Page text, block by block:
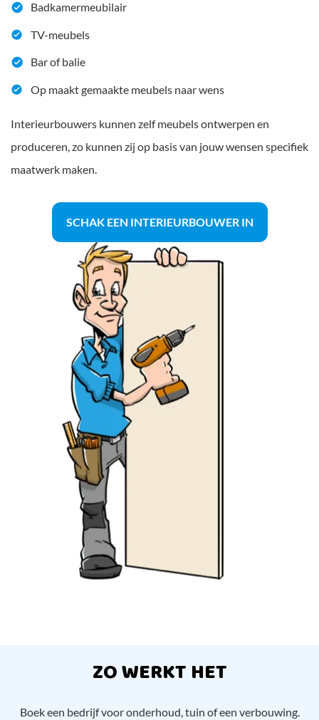
Badkamermeubilair
TV-meubels
Bar of balie
Op maakt gemaakte meubels naar wens
Interieurbouwers kunnen zelf meubels ontwerpen en
produceren, zo kunnen zij op basis van jouw wensen specifiek
maatwerk maken.
SCHAK EEN INTERIEURBOUWER IN
ZO WERKT HET
Boek een bedrijf voor onderhoud, tuin of een verbouwing.